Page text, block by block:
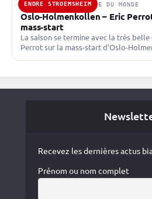
ENDRE STROEMSHEIM
23 MARS 2025 · COUPE DU MONDE
Oslo-Holmenkollen – Eric
mass-start
La saison se termine avec la très belle
Perrot sur la mass-start d’Oslo-
Recevez les dernières actus
Prénom ou nom complet